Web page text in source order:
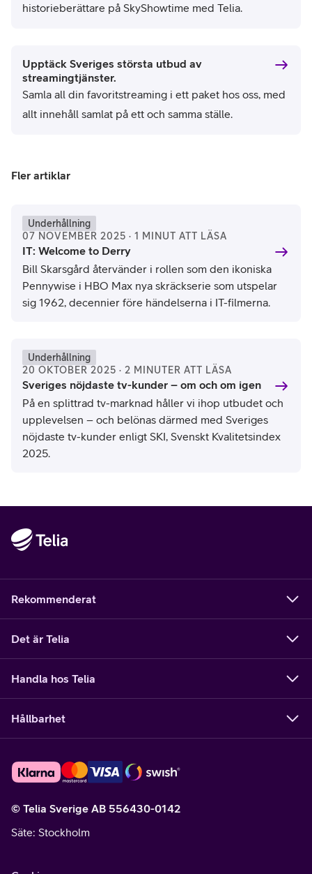
historieberättare på SkyShowtime med Telia.
Upptäck Sveriges största utbud av
streamingtjänster.
Samla all din favoritstreaming i ett paket hos oss, med
allt innehåll samlat på ett och samma ställe.
Fler artiklar
Underhållning
07 NOVEMBER 2025 · 1 MINUT ATT LÄSA
IT: Welcome to Derry
Bill Skarsgård återvänder i rollen som den ikoniska
Pennywise i HBO Max nya skräckserie som utspelar
sig 1962, decennier före händelserna i IT-filmerna.
Underhållning
20 OKTOBER 2025 · 2 MINUTER ATT LÄSA
Sveriges nöjdaste tv-kunder – om och om igen
På en splittrad tv-marknad håller vi ihop utbudet och
upplevelsen – och belönas därmed med Sveriges
nöjdaste tv-kunder enligt SKI, Svenskt Kvalitetsindex
2025.
Rekommenderat
Det är Telia
Handla hos Telia
Hållbarhet
© Telia Sverige AB 556430-0142
Säte: Stockholm